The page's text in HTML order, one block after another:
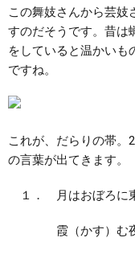
この舞妓さんから芸
すのだそうです。昔は
をしていると温かいも
ですね。
これが、だらりの帯。
の言葉が出てきます。
１． 月はおぼろに
霞（かす）む夜毎